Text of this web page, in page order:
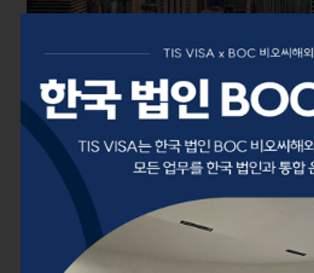
November 2, 2025 이민법 칼럼
한국인은 백전백승! 100%
자이민(EB-5)